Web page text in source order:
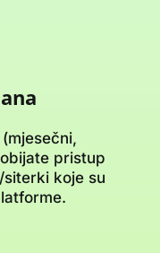
pristup
koje su